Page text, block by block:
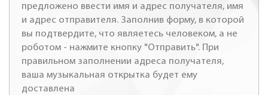
предложено ввести имя и адрес получателя, имя
и адрес отправителя. Заполнив форму, в которой
вы подтвердите, что являетесь человеком, а не
роботом - нажмите кнопку "Отправить". При
правильном заполнении адреса получателя,
ваша музыкальная открытка будет ему
доставлена